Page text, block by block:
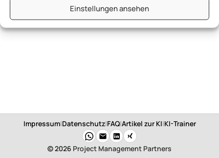
Einstellungen ansehen
Impressum|Datenschutz|FAQ|Artikel zur KI|KI-Trainer
© 2026 Project Management Partners